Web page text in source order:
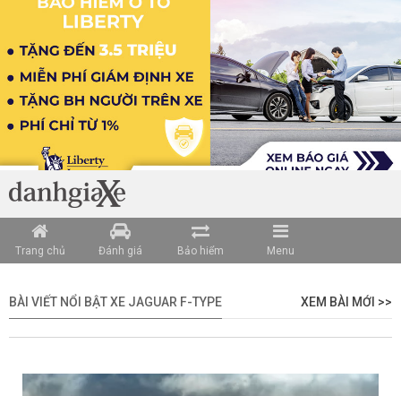
Trang chủ Đánh giá Bảo hiểm Menu
BÀI VIẾT NỔI BẬT XE JAGUAR F-TYPE XEM BÀI MỚI >>